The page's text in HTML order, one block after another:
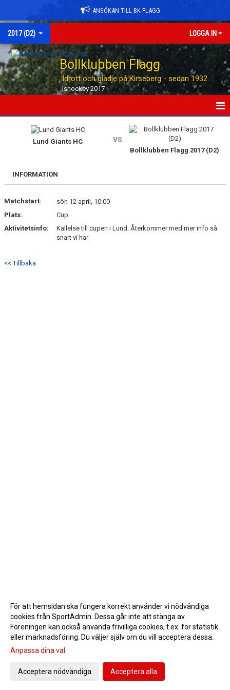
ANSÖKAN TILL BK FLAGG
2017 (D2) LOGGA IN
Bollklubben Flagg
Idrott och glädje på Kirseberg - sedan 1932
Ishockey 2017
KALENDER
TRUPPEN
DOKUMENT
Lund Giants HC vs
Bollklubben Flagg 2017 (D2)
INFORMATION
Matchstart:
sön 12 april, 10:00
Plats:
Cup
Aktivitetsinfo:
Kallelse till cupen i Lund. Återkommer med mer info så
snart vi har
<< Tillbaka
Gå till Webbversion
För att hemsidan ska fungera korrekt använder vi nödvändiga
cookies från SportAdmin. Dessa går inte att stänga av.
Föreningen kan också använda frivilliga cookies, t.ex. för statistik
eller marknadsföring. Du väljer själv om du vill acceptera dessa.
Anpassa dina val
Acceptera nödvändiga Acceptera alla